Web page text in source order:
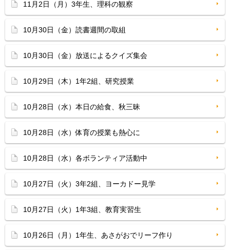
11月2日（月）3年生、理科の観察
10月30日（金）読書週間の取組
10月30日（金）放送によるクイズ集会
10月29日（木）1年2組、研究授業
10月28日（水）本日の給食、秋三昧
10月28日（水）体育の授業も熱心に
10月28日（水）各ボランティア活動中
10月27日（火）3年2組、ヨーカドー見学
10月27日（火）1年3組、教育実習生
10月26日（月）1年生、あさがおでリーフ作り